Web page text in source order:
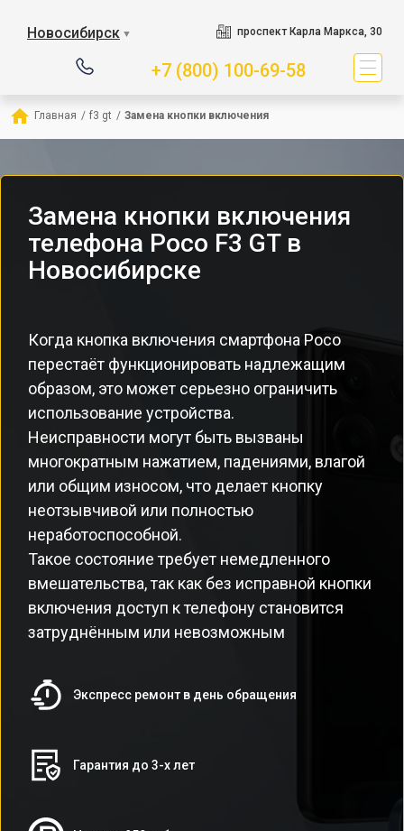
Новосибирск ▼ проспект Карла Маркса, 30
+7 (800) 100-69-58
Главная / f3 gt / Замена кнопки включения
Замена кнопки включения
телефона Poco F3 GT в
Новосибирске
Когда кнопка включения смартфона Poco
перестаёт функционировать надлежащим
образом, это может серьезно ограничить
использование устройства.
Неисправности могут быть вызваны
многократным нажатием, падениями, влагой
или общим износом, что делает кнопку
неотзывчивой или полностью
неработоспособной.
Такое состояние требует немедленного
вмешательства, так как без исправной кнопки
включения доступ к телефону становится
затруднённым или невозможным
Экспресс ремонт в день обращения
Гарантия до 3-х лет